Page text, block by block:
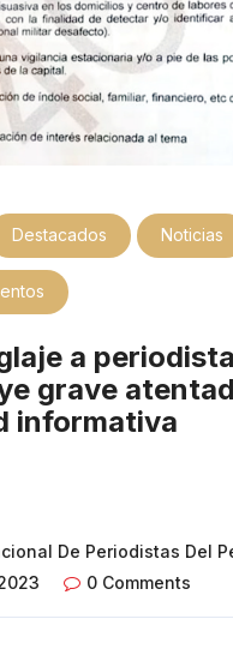
Destacados Noticias
a
grave
informativa
De Periodistas Del
0 Comments